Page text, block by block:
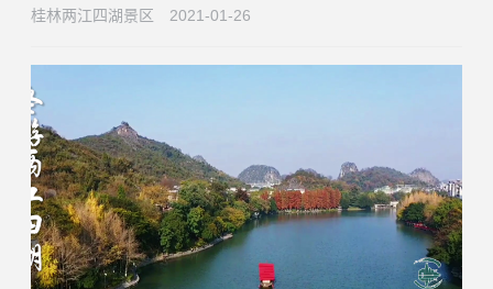
桂林两江四湖景区 2021-01-26